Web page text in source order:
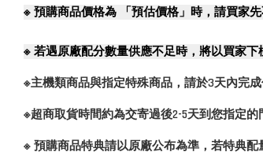
※ 預購商品價格為 「預估價格」時，請買家
※ 若遇原廠配分數量供應不足時，將以買家
※主機類商品與指定特殊商品，請於3天內完
※超商取貨時間約為交寄過後2-5天到您指定的
※ 預購商品特典請以原廠公布為準，若特典配